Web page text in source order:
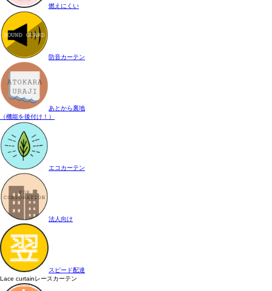
燃えにくい
防音カーテン
あとから裏地
（機能を後付け！）
エコカーテン
法人向け
スピード配達
Lace curtainレースカーテン